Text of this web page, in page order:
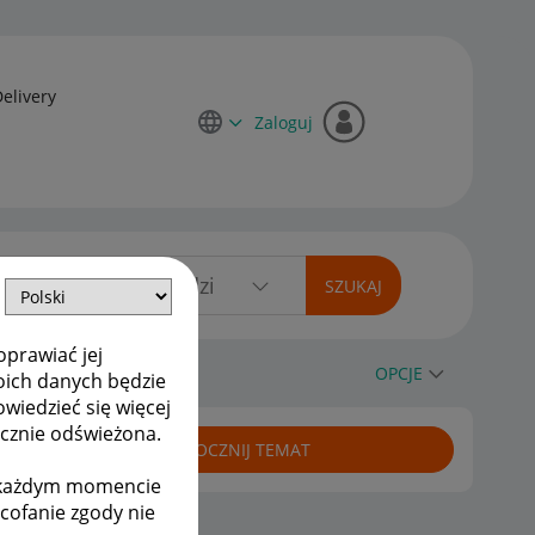
jej
danych będzie
się więcej
odświeżona.
momencie
zgody nie
Zaloguj
OPCJE
ROZPOCZNIJ TEMAT